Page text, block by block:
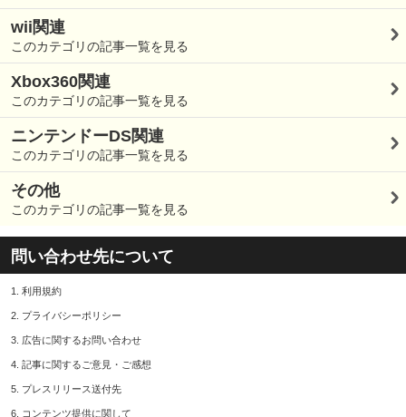
wii関連
このカテゴリの記事一覧を見る
Xbox360関連
このカテゴリの記事一覧を見る
ニンテンドーDS関連
このカテゴリの記事一覧を見る
その他
このカテゴリの記事一覧を見る
問い合わせ先について
1. 利用規約
2. プライバシーポリシー
3. 広告に関するお問い合わせ
4. 記事に関するご意見・ご感想
5. プレスリリース送付先
6. コンテンツ提供に関して